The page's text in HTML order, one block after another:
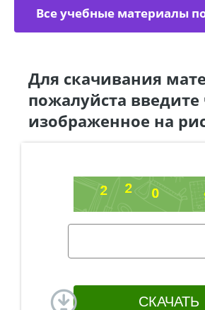
Все учебные материалы
Для скачивания
пожалуйста введите
изображенное на